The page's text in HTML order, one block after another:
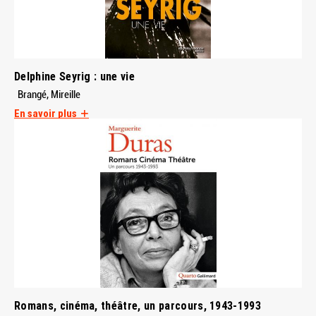
Delphine Seyrig : une vie
Brangé, Mireille
En savoir plus
Romans, cinéma, théâtre, un parcours, 1943-1993